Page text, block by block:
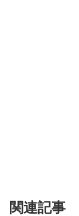
関連記事